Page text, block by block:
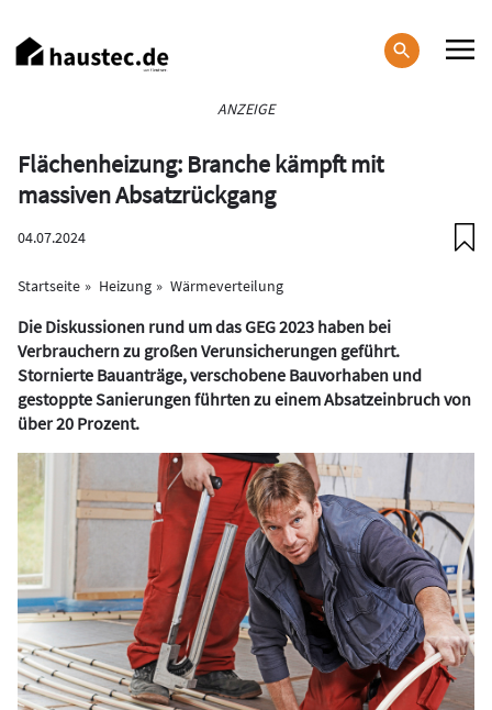
zum
Inhalt
ANZEIGE
Flächenheizung: Branche kämpft mit
massiven Absatzrückgang
04.07.2024
Startseite Heizung Wärmeverteilung
Die Diskussionen rund um das GEG 2023 haben bei
Verbrauchern zu großen Verunsicherungen geführt.
Stornierte Bauanträge, verschobene Bauvorhaben und
gestoppte Sanierungen führten zu einem Absatzeinbruch von
über 20 Prozent.